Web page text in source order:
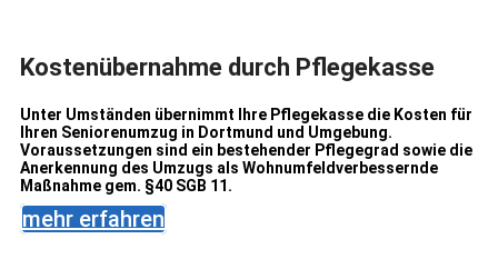
Kostenübernahme durch Pflegekasse
Unter Umständen übernimmt Ihre Pflegekasse die Kosten für
Ihren Seniorenumzug in Dortmund und Umgebung.
Voraussetzungen sind ein bestehender Pflegegrad sowie die
Anerkennung des Umzugs als Wohnumfeldverbessernde
Maßnahme gem. §40 SGB 11.
mehr erfahren